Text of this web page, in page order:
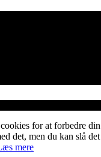
for at forbedre
det, men du kan slå
mere